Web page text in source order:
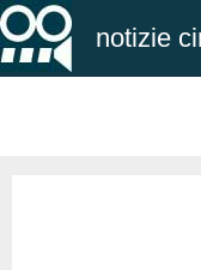
notizie